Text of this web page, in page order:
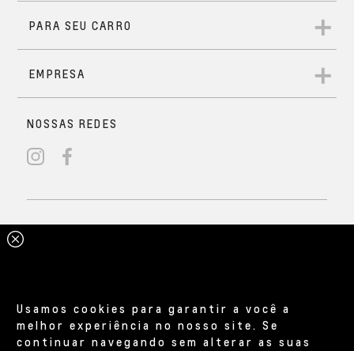
Usamos cookies para garantir a você a
melhor experiência no nosso site. Se
continuar navegando sem alterar as suas